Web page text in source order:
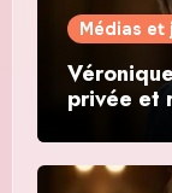
Médias et
privée et